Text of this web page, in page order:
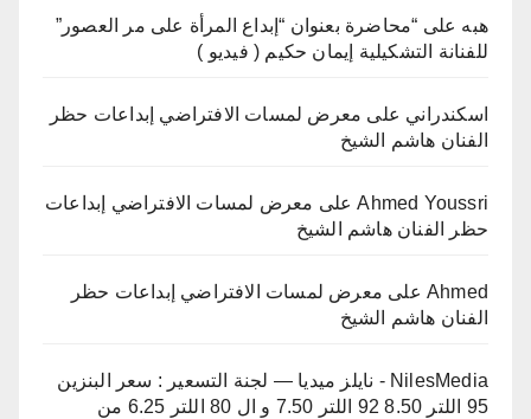
هبه على “محاضرة بعنوان “إبداع المرأة على مر العصور”
للفنانة التشكيلية إيمان حكيم ( فيديو )
اسكندراني على معرض لمسات الافتراضي إبداعات حظر
الفنان هاشم الشيخ
Ahmed Youssriعلى معرض لمسات الافتراضي إبداعات
حظر الفنان هاشم الشيخ
Ahmed على معرض لمسات الافتراضي إبداعات حظر
الفنان هاشم الشيخ
NilesMedia - نايلز ميديا — لجنة التسعير : سعر البنزين
95 اللتر 8.50 92 اللتر 7.50 و ال 80 اللتر 6.25 من